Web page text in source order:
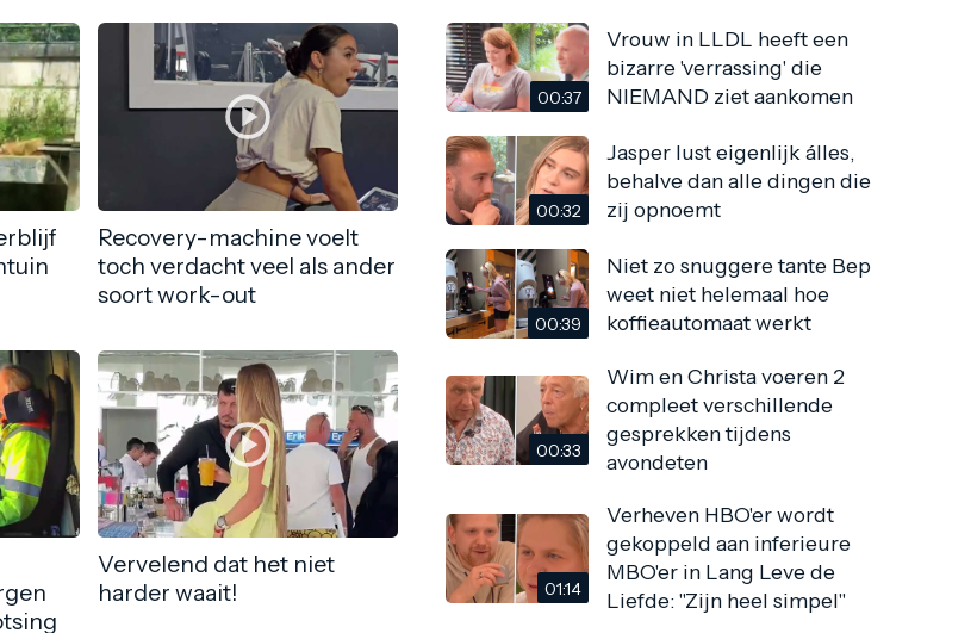
Recovery-machine voelt
toch verdacht veel als ander
soort work-out
Vervelend dat het niet
harder waait!
00:37
Vrouw in LLDL heeft een
bizarre 'verrassing' die
NIEMAND ziet aankomen
00:32
Jasper lust eigenlijk álles,
behalve dan alle dingen die
zij opnoemt
00:39
Niet zo snuggere tante Bep
weet niet helemaal hoe
koffieautomaat werkt
00:33
Wim en Christa voeren 2
compleet verschillende
gesprekken tijdens
avondeten
01:14
Verheven HBO'er wordt
gekoppeld aan inferieure
MBO'er in Lang Leve de
Liefde: "Zijn heel simpel"